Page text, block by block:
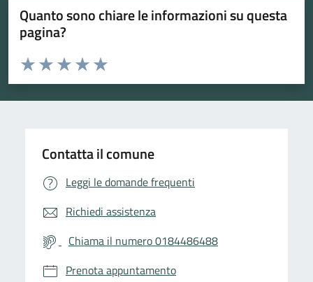
Quanto sono chiare le informazioni su questa
pagina?
Valuta da 1 a 5 stelle la pagina
Valuta 5 stelle su 5
Valuta 4 stelle su 5
Valuta 3 stelle su 5
Valuta 2 stelle su 5
Valuta 1 stelle su 5
Contatta il comune
Leggi le domande frequenti
Richiedi assistenza
Chiama il numero 0184486488
Prenota appuntamento